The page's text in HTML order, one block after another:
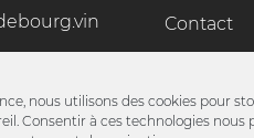
nous utilisons des cookies pour
Consentir à ces technologies nous
Contact